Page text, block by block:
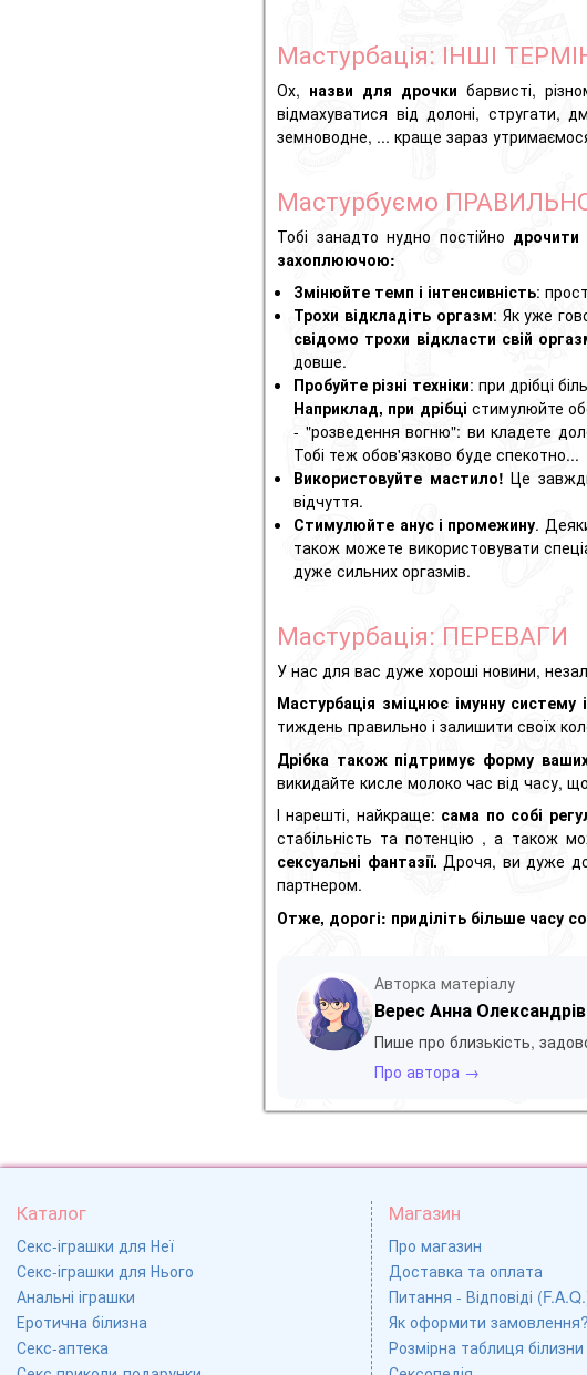
Мастурбація: ІНШІ
Ох, назви для дрочки барвисті,
відмахуватися від долоні,
земноводне, ... краще зараз
Мастурбуємо
Тобі занадто нудно постійно дрочити
захоплюючою:
Змінюйте темп і інтенсивність:
Трохи відкладіть оргазм: Як уже
свідомо трохи відкласти свій
довше.
Пробуйте різні техніки: при дрібці
Наприклад, при дрібці стимулюйте
- "розведення вогню": ви кладете
Тобі теж обов'язково буде спекотно...
Використовуйте мастило!Це
відчуття.
Стимулюйте анус і промежину.
також можете використовувати
дуже сильних оргазмів.
Мастурбація: ПЕРЕВАГИ
У нас для вас дуже хороші новини,
Мастурбація зміцнює імунну
тиждень правильно і залишити своїх
Дрібка також підтримує форму
викидайте кисле молоко час від часу,
І нарешті, найкраще: сама по собі
стабільність тапотенцію , а також
сексуальні фантазії.Дрочя, ви дуже
партнером.
Отже, дорогі: приділіть більше часу
Авторка матеріалу
Верес Анна
Пише про близькість,
Про автора →
Каталог
Секс-іграшки для Неї
Секс-іграшки для Нього
Анальні іграшки
Еротична білизна
Секс-аптека
Магазин
Про магазин
Доставка та оплата
Питання - Відповіді
Як оформити замовлення?
Розмірна таблиця білизни